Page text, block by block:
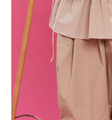
1.分期款項不併入電信帳單，「大哥
醒簡訊。
2.透過簡訊連結打開帳單後，可選擇
帳／街口支付／iPASS MONEY」等通
【注意事項】
1.本服務係由「台灣大哥大股份有限
用戶於交易時，得透過本服務購買商
買賣價金債權讓與本公司後，依約使
2.基於同意付款使用「大哥付你分期
資料（包含姓名、電話或地址）提供
由本公司與您本人進行分期帳單所需
3.完整用戶服務條款，請詳閱以下連結
【「AFTEE先享後付」結帳流程】
１．於結帳方式選擇「AFTEE先享後
結帳頁面，進行簡訊認證並確認金額
２．訂單成立數日內，您將收到繳費
３．收到繳費通知簡訊後14天內，點
ATM／網路銀行／等多元方式進行付
※ 請注意：結帳手續完成當下不需立
購買商品的店家。未經商家同意取消
後付繳納相關費用。
※ 交易是否成功請以「AFTEE先享後
是否繳費成功／繳費後需取消欲退款
客戶支援中心」
https://
付款後 全家取貨
每筆NT$80，滿NT$888(含以上)免
7-11 取貨付款
每筆NT$80，滿NT$1,500(含以上)
付款後 7-11取貨
每筆NT$80，滿NT$1,500(含以上)
宅配
每筆NT$80，滿NT$1,500(含以上)